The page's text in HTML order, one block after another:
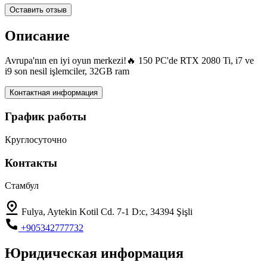
Оставить отзыв
Описание
Avrupa'nın en iyi oyun merkezi!🔥 150 PC'de RTX 2080 Ti, i7 ve
i9 son nesil işlemciler, 32GB ram
Контактная информация
График работы
Круглосуточно
Контакты
Стамбул
Fulya, Aytekin Kotil Cd. 7-1 D:c, 34394 Şişli
+905342777732
Юридическая информация